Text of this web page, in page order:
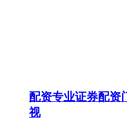
配资专业证券配资
视